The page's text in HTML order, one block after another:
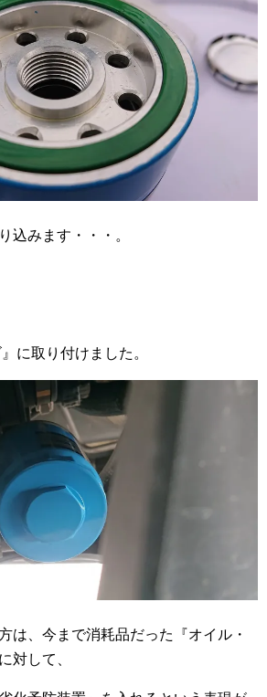
込みます・・・。
に取り付けました。
は、今まで消耗品だった『オイル・
対して、